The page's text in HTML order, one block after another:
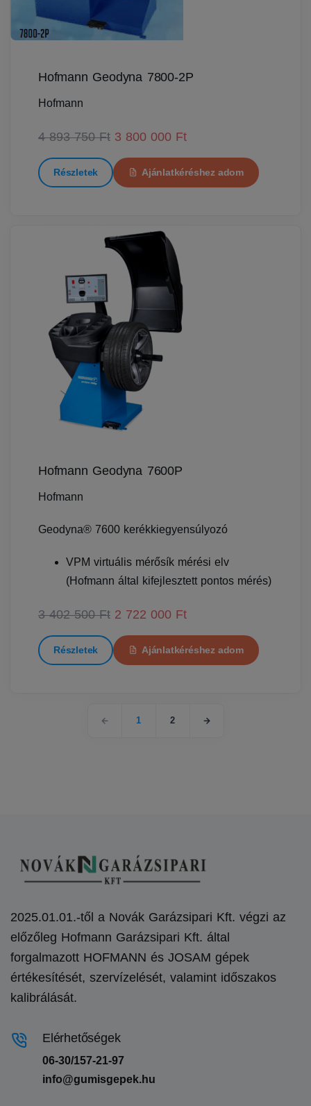
Hofmann Geodyna 7800-2P
Hofmann
4 893 750 Ft 3 800 000 Ft
Részletek Ajánlatkéréshez adom
Hofmann Geodyna 7600P
Hofmann
Geodyna® 7600 kerékkiegyensúlyozó
VPM virtuális mérősík mérési elv
(Hofmann által kifejlesztett pontos mérés)
3 402 500 Ft 2 722 000 Ft
Részletek Ajánlatkéréshez adom
1 2
2025.01.01.-től a Novák Garázsipari Kft. végzi az
előzőleg Hofmann Garázsipari Kft. által
forgalmazott HOFMANN és JOSAM gépek
értékesítését, szervízelését, valamint időszakos
kalibrálását.
Elérhetőségek
06-30/157-21-97
info@gumisgepek.hu